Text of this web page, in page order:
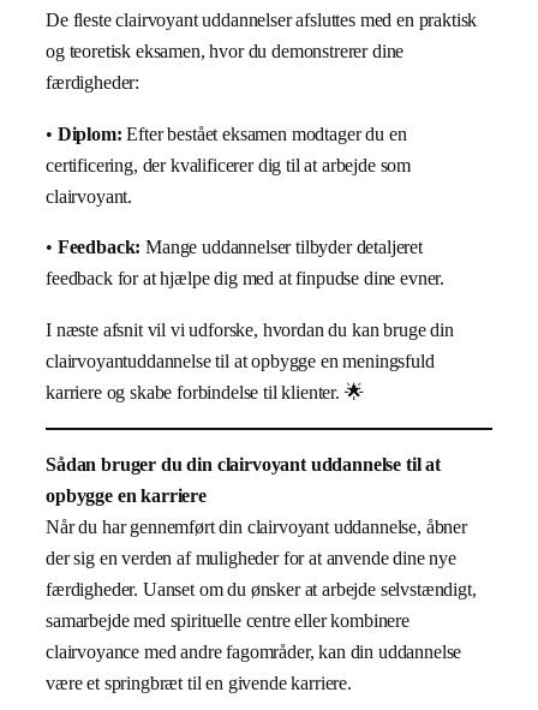
De fleste clairvoyant uddannelser afsluttes med en praktisk
og teoretisk eksamen, hvor du demonstrerer dine
færdigheder:
• Diplom: Efter bestået eksamen modtager du en
certificering, der kvalificerer dig til at arbejde som
clairvoyant.
• Feedback: Mange uddannelser tilbyder detaljeret
feedback for at hjælpe dig med at finpudse dine evner.
I næste afsnit vil vi udforske, hvordan du kan bruge din
clairvoyantuddannelse til at opbygge en meningsfuld
karriere og skabe forbindelse til klienter. 🌟
Sådan bruger du din clairvoyant uddannelse til at
opbygge en karriere
Når du har gennemført din clairvoyant uddannelse, åbner
der sig en verden af muligheder for at anvende dine nye
færdigheder. Uanset om du ønsker at arbejde selvstændigt,
samarbejde med spirituelle centre eller kombinere
clairvoyance med andre fagområder, kan din uddannelse
være et springbræt til en givende karriere.